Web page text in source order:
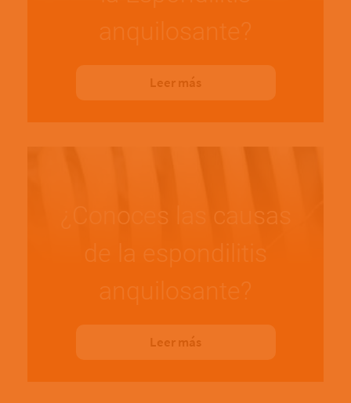
anquilosante?
Leer más
¿Conoces las causas
de la espondilitis
anquilosante?
Leer más